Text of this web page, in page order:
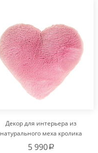
Декор для интерьера из
натурального меха кролика
Рекс "Сердце" IM20601
5 990a